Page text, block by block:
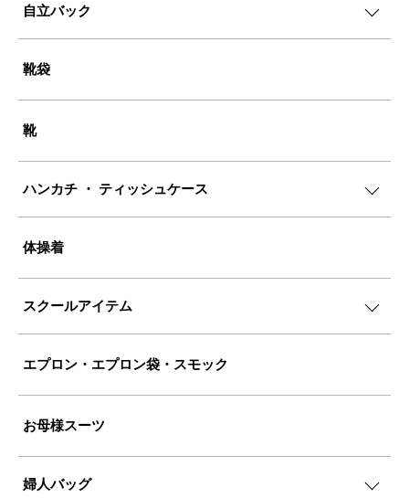
自立バック
靴袋
靴
ハンカチ ・ ティッシュケース
体操着
スクールアイテム
エプロン・エプロン袋・スモック
お母様スーツ
婦人バッグ